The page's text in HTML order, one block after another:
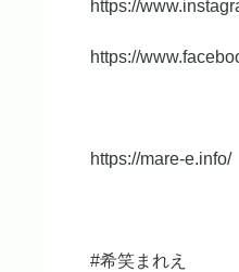
https://
https://
https://mare-e.info/
#希笑まれえ